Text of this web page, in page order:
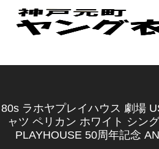
80s ラホヤプレイハウス 劇場
ャツ ペリカン ホワイト シン
PLAYHOUSE 50周年記念